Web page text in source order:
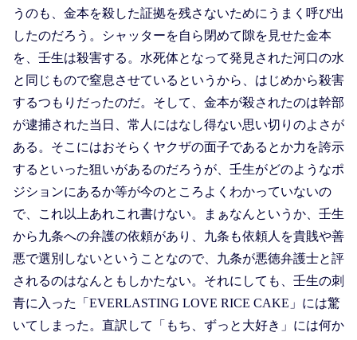
うのも、金本を殺した証拠を残さないためにうまく呼び出
したのだろう。シャッターを自ら閉めて隙を見せた金本
を、壬生は殺害する。水死体となって発見された河口の水
と同じもので窒息させているというから、はじめから殺害
するつもりだったのだ。そして、金本が殺されたのは幹部
が逮捕された当日、常人にはなし得ない思い切りのよさが
ある。そこにはおそらくヤクザの面子であるとか力を誇示
するといった狙いがあるのだろうが、壬生がどのようなポ
ジションにあるか等が今のところよくわかっていないの
で、これ以上あれこれ書けない。まぁなんというか、壬生
から九条への弁護の依頼があり、九条も依頼人を貴賎や善
悪で選別しないということなので、九条が悪徳弁護士と評
されるのはなんともしかたない。それにしても、壬生の刺
青に入った「EVERLASTING LOVE RICE CAKE」には驚
いてしまった。直訳して「もち、ずっと大好き」には何か